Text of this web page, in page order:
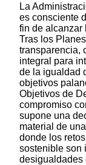
La
es consciente
fin de alcanzar
Tras los
transparencia,
integral para
de la igualdad
objetivos
Objetivos de
compromiso
supone una
material de
donde los
sostenible son
desigualdades